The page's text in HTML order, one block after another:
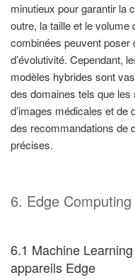
minutieux pour garantir la
outre, la taille et le volume
combinées peuvent
d’évolutivité. Cependant,
modèles hybrides sont
des domaines tels que
d’images médicales et
des recommandations de
précises.
6. Edge
6.1 Machine
appareils Edge